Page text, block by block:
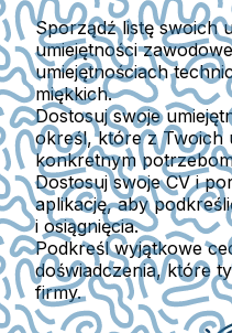
Sporządź listę swoich
umiejętności
umiejętnościach
miękkich.
Dostosuj swoje
określ, które z Twoich
konkretnym
Dostosuj swoje CV i
aplikację, aby
i osiągnięcia.
Podkreśl wyjątkowe
doświadczenia, które
firmy.